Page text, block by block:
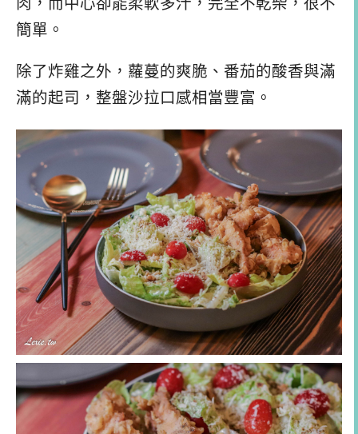
肉，而中心卻能柔軟多汁，完全不乾柴，很不
簡單。
除了炸雞之外，蘿蔓的爽脆、番茄的酸香與滿
滿的起司，整盤沙拉口感相當豐富。